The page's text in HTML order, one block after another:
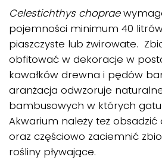
Celestichthys choprae
pojemności minimum 40
piaszczyste lub żwirowate.
obfitować w dekoracje w
kawałków drewna i pędów
aranżacja odwzoruje
bambusowych w których
Akwarium należy też obsadzić
oraz częściowo zaciemnić
rośliny pływające.